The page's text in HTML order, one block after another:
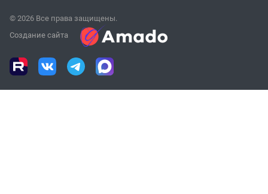
© 2026 Все права защищены.
Создание сайта